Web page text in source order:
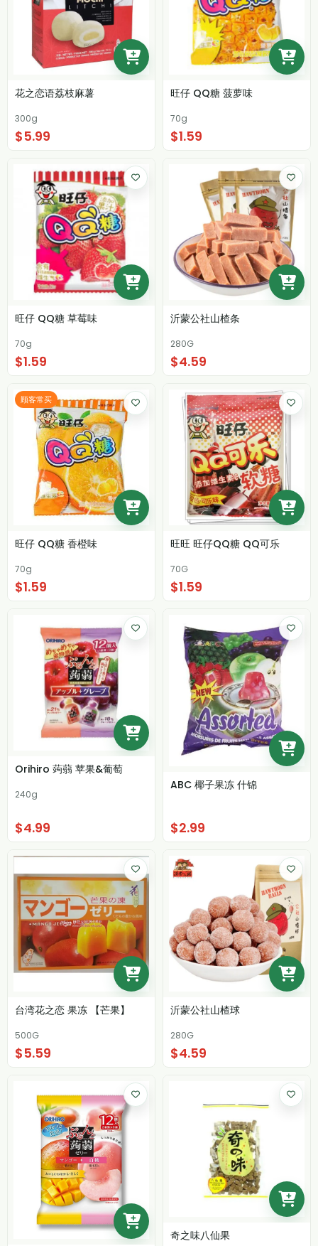
花之恋语荔枝麻薯
300g
$5.99
旺仔 QQ糖 菠萝味
70g
$1.59
旺仔 QQ糖 草莓味
70g
$1.59
沂蒙公社山楂条
280G
$4.59
顾客常买
旺仔 QQ糖 香橙味
70g
$1.59
旺旺 旺仔QQ糖 QQ可乐
70G
$1.59
Orihiro 蒟蒻 苹果&葡萄
240g
$4.99
ABC 椰子果冻 什锦
$2.99
台湾花之恋 果冻 【芒果】
500G
$5.59
沂蒙公社山楂球
280G
$4.59
奇之味八仙果